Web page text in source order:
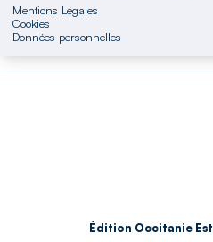
Mentions Légales
Cookies
Données personnelles
Édition Occitanie Est